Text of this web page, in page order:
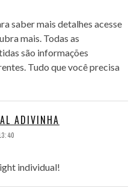
saber mais detalhes acesse
mais. Todas as
são informações
Tudo que você precisa
ADIVINHA
individual!